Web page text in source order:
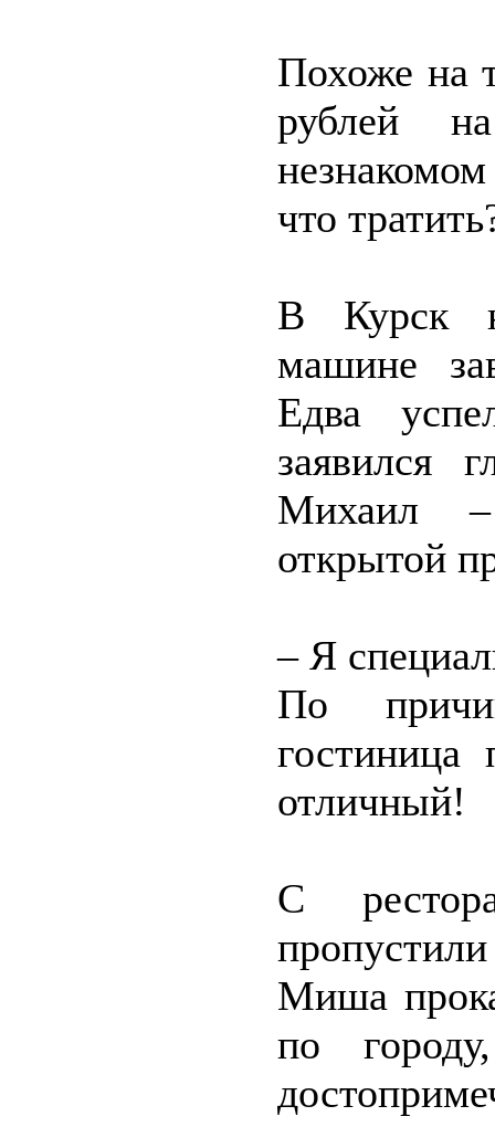
Похоже на
рублей
что
В Курск
машине
Едва
заявился
Михаил –
открытой
– Я
По
гостиница
отличный!
С
Миша
по